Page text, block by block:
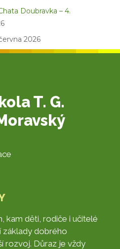
Doubravka – 4.
2026
T. G.
kam děti, rodiče i učitelé
základy dobrého
rozvoj. Důraz je vždy